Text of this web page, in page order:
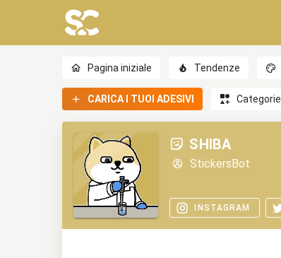
Pagina iniziale Tendenze
CARICA I TUOI ADESIVI Categorie
SHIBA
StickersBot
INSTAGRAM